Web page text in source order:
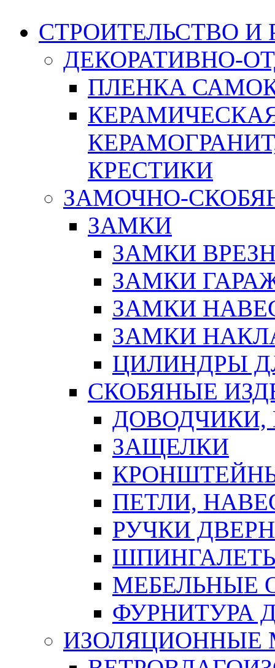
СТРОИТЕЛЬСТВО И
ДЕКОРАТИВНО-
ПЛЕНКА
КРЕСТИКИ
ЗАМОЧНО-
ЗАМКИ
ЗАМКИ
ЗАМКИ
ЗАМКИ
ЗАМКИ
ЦИЛИНДРЫ
СКОБЯНЫЕ
ЗАЩЕЛКИ
ПЕТЛИ,
РУЧКИ
МЕБЕЛЬНЫЕ
ФУРНИТУРА
ИЗОЛЯЦИОННЫЕ